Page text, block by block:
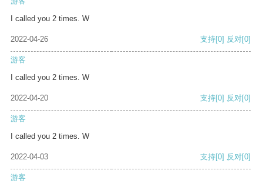
I called you 2 times. W
2022-04-26 支持[0] 反对[0]
游客
I called you 2 times. W
2022-04-20 支持[0] 反对[0]
游客
I called you 2 times. W
2022-04-03 支持[0] 反对[0]
游客